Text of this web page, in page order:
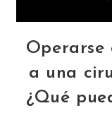
Operarse
a una
¿Qué